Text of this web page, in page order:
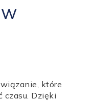
które
czasu. Dzięki